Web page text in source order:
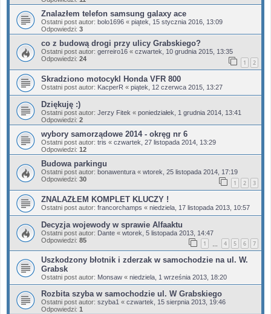
Znalazłem telefon samsung galaxy ace
Ostatni post autor: bolo1696 « piątek, 15 stycznia 2016, 13:09
Odpowiedzi: 3
co z budową drogi przy ulicy Grabskiego?
Ostatni post autor: gerreiro16 « czwartek, 10 grudnia 2015, 13:35
Odpowiedzi: 24 1 2
Skradziono motocykl Honda VFR 800
Ostatni post autor: KacperR « piątek, 12 czerwca 2015, 13:27
Dziękuję :)
Ostatni post autor: Jerzy Fitek « poniedziałek, 1 grudnia 2014, 13:41
Odpowiedzi: 2
wybory samorządowe 2014 - okręg nr 6
Ostatni post autor: tris « czwartek, 27 listopada 2014, 13:29
Odpowiedzi: 12
Budowa parkingu
Ostatni post autor: bonawentura « wtorek, 25 listopada 2014, 17:19
Odpowiedzi: 30 1 2 3
ZNALAZŁEM KOMPLET KLUCZY !
Ostatni post autor: francorchamps « niedziela, 17 listopada 2013, 10:57
Decyzja wojewody w sprawie Alfaaktu
Ostatni post autor: Dante « wtorek, 5 listopada 2013, 14:47
Odpowiedzi: 85 1 4 5 6 7
Uszkodzony błotnik i zderzak w samochodzie na ul. W.
Grabsk
Ostatni post autor: Monsaw « niedziela, 1 września 2013, 18:20
Rozbita szyba w samochodzie ul. W Grabskiego
Ostatni post autor: szyba1 « czwartek, 15 sierpnia 2013, 19:46
Odpowiedzi: 1